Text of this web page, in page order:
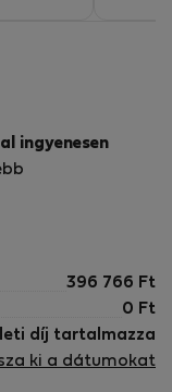
ingyenesen
396 766 Ft
0 Ft
díj tartalmazza
ki a dátumokat